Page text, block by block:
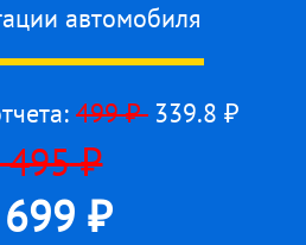
автомобиля
499 ₽ 339.8 ₽
₽
₽